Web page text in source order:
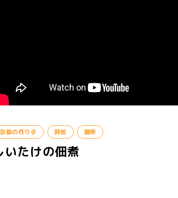
京都の作り手 時短 簡単
いたけの佃煮